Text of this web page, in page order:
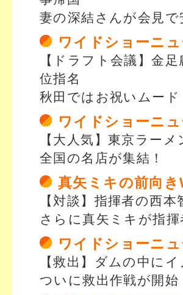
妻の深結さんが会見
ワイドショーニュ
【ドラフト会議】金
位指名
秋田ではお祝いムード
ワイドショーニュ
【大人気】東京ラー
全国の名店が集結！
真矢ミキの前向き
【対談】指揮者の西
さらに真矢ミキが指揮
ワイドショーニュ
【救出】ダムの中に
ついに救出作戦が開始